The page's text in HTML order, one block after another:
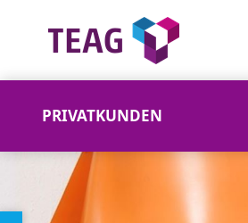
PRIVATKUNDEN